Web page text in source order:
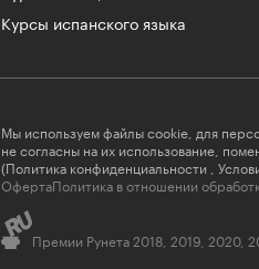
Курсы испанского языка
Мы используем файлы cookie, для
не согласны на их использование,
(Политика конфиденциальности
ОфертаПолитика в отношении
Премии Рунета 2018, 2019, 2020,